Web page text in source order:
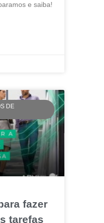
e saiba!
DE
fazer
tarefas